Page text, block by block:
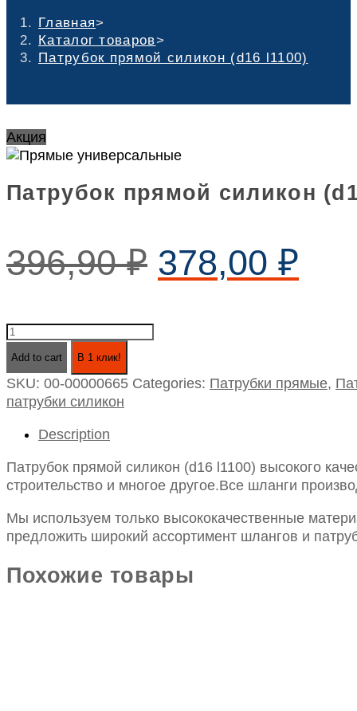
Главная>
Каталог товаров>
Патрубок прямой силикон (d16 l1100)
Акция
Патрубок прямой силикон
396,90₽ 378,00 ₽
Патрубок
(d16
l1100)
Add to cart В 1 клик!
SKU: 00-00000665 Categories: Патрубки прямые,
патрубки силикон
Description
Патрубок прямой силикон (d16 l1100) высокого
строительство и многое другое.Все шланги
Мы используем только высококачественные
предложить широкий ассортимент шлангов и
Похожие товары